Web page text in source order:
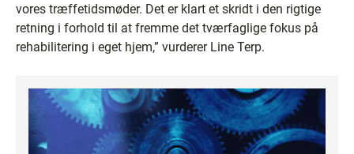
vores træffetidsmøder. Det er klart et skridt i den rigtige
retning i forhold til at fremme det tværfaglige fokus på
rehabilitering i eget hjem,” vurderer Line Terp.